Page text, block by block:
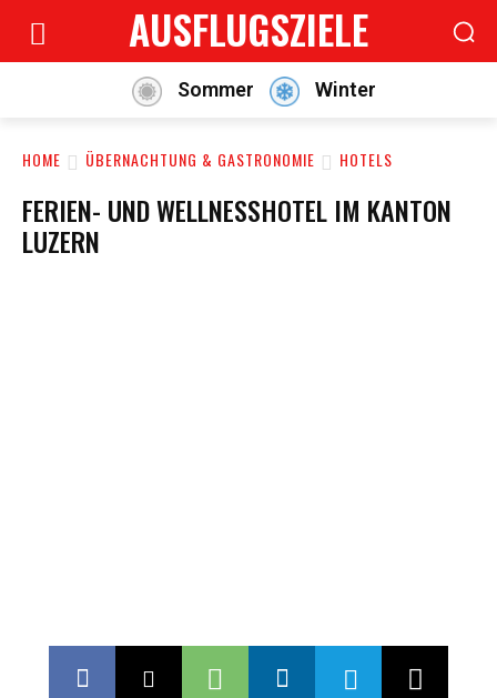
AUSFLUGSZIELE
Sommer Winter
HOME ÜBERNACHTUNG & GASTRONOMIE HOTELS
FERIEN- UND WELLNESSHOTEL IM KANTON
LUZERN